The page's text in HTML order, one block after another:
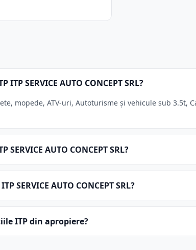
SERVICE AUTO CONCEPT SRL?
mopede, ATV-uri, Autoturisme și vehicule sub 3.5t,
AUTO CONCEPT SRL?
SERVICE AUTO CONCEPT SRL?
ITP din apropiere?